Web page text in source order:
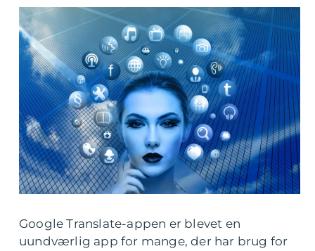
Google Translate-appen er blevet en
uundværlig app for mange, der har brug for